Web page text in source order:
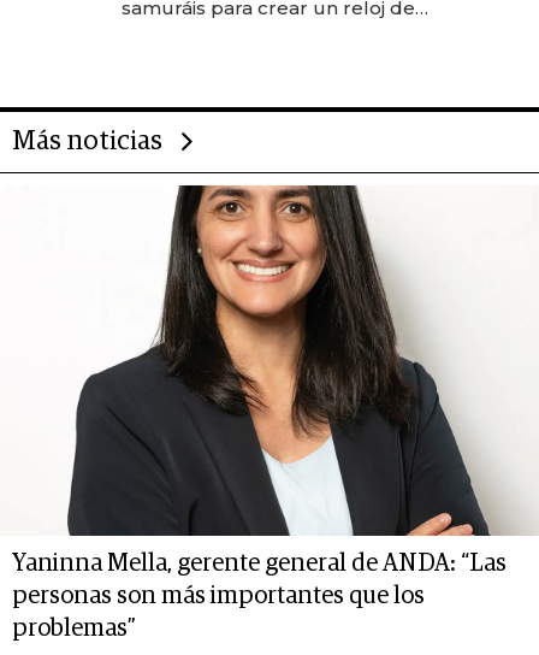
samuráis para crear un reloj de
Más noticias
Yaninna Mella, gerente general de ANDA: “Las
personas son más importantes que los
problemas”